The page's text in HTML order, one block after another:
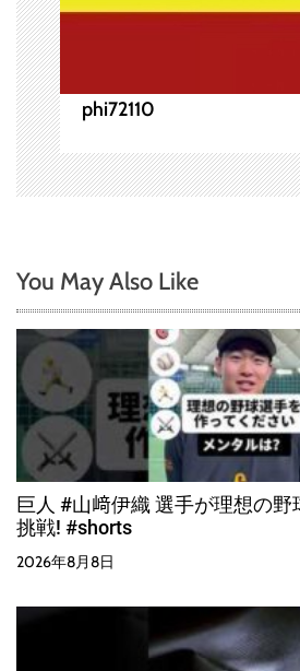
phi72110
You May Also Like
巨人 #山﨑伊織 選手が理想の
挑戦! #shorts
2026年8月8日